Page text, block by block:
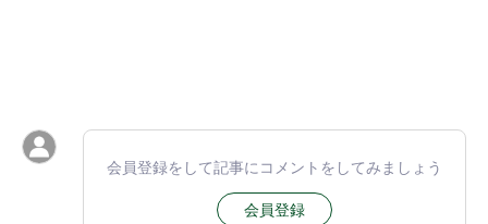
会員登録をして記事にコメントをしてみましょう
会員登録